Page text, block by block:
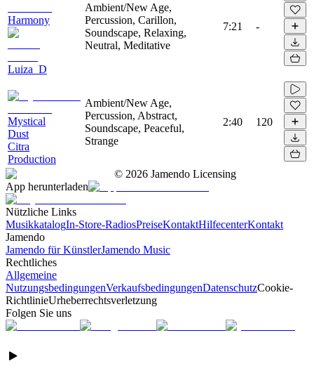
Harmony
Luiza_D
Ambient/New Age,
Percussion, Carillon,
Soundscape, Relaxing,
Neutral, Meditative
7:21 -
Mystical
Dust
Citra
Production
Ambient/New Age,
Percussion, Abstract,
Soundscape, Peaceful,
Strange
2:40 120
© 2026 Jamendo Licensing
App herunterladen
Nützliche Links
MusikkatalogIn-Store-RadiosPreiseKontaktHilfecenterKontakt
Jamendo
Jamendo für KünstlerJamendo Music
Rechtliches
Allgemeine
NutzungsbedingungenVerkaufsbedingungenDatenschutzCookie-
RichtlinieUrheberrechtsverletzung
Folgen Sie uns